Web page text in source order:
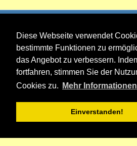
Diese Webseite verwendet
bestimmte Funktionen zu
das Angebot zu verbessern.
fortfahren, stimmen Sie der
Cookies zu.
Mehr Informationen
Einverstanden!
Startseite Informationen
Anmeldenoder Konto
Zurück nach oben Vertrag widerrufen